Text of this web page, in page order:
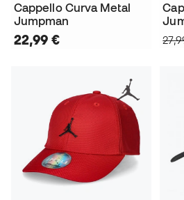
Cappello Curva Metal
Jumpman
22,99 €